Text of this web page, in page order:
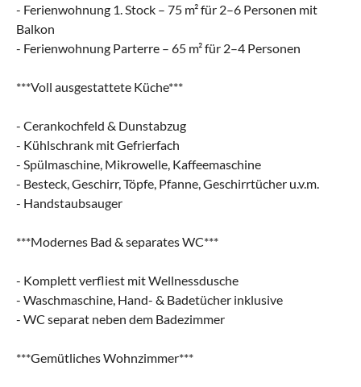
- Ferienwohnung 1. Stock – 75 m² für 2–6 Personen mit
Balkon
- Ferienwohnung Parterre – 65 m² für 2–4 Personen
***Voll ausgestattete Küche***
- Cerankochfeld & Dunstabzug
- Kühlschrank mit Gefrierfach
- Spülmaschine, Mikrowelle, Kaffeemaschine
- Besteck, Geschirr, Töpfe, Pfanne, Geschirrtücher u.v.m.
- Handstaubsauger
***Modernes Bad & separates WC***
- Komplett verfliest mit Wellnessdusche
- Waschmaschine, Hand- & Badetücher inklusive
- WC separat neben dem Badezimmer
***Gemütliches Wohnzimmer***